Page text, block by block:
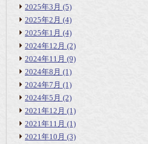
2025年3月 (5)
2025年2月 (4)
2025年1月 (4)
2024年12月 (2)
2024年11月 (9)
2024年8月 (1)
2024年7月 (1)
2024年5月 (2)
2021年12月 (1)
2021年11月 (1)
2021年10月 (3)